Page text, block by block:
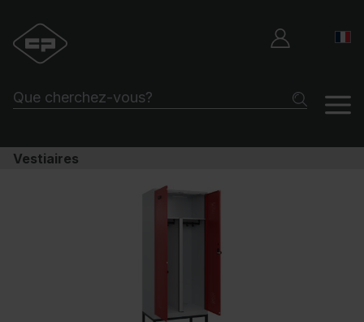
Vestiaires